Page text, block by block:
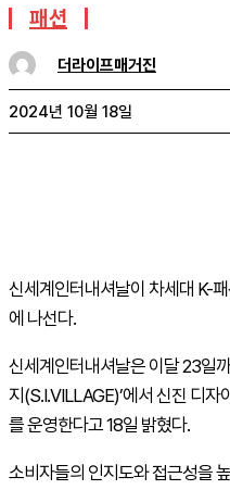
패션
더라이프매거진
2024년 10월 18일
신세계인터내셔날이 차세대 K-
에 나선다.
신세계인터내셔날은 이달 23일
지(S.I.VILLAGE)’에서 신진 디
를 운영한다고 18일 밝혔다.
소비자들의 인지도와 접근성을